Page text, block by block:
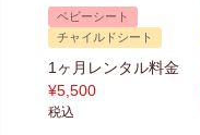
ベビーシート
チャイルドシート
1ヶ月レンタル料金
¥5,500
税込